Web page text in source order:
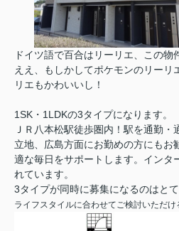
ドイツ語で百合はリーリエ、この物
ええ、もしかしてポケモンのリーリ
リエもかわいいし！
1SK・1LDKの3タイプになります。
ＪＲ八本松駅徒歩圏内！駅を通勤
立地、広島方面にお勤めの方にもお
適な毎日をサポートします。インタ
れています。
3タイプが同時に募集になるのはとて
ライフスタイルに合わせてご検討いただけ